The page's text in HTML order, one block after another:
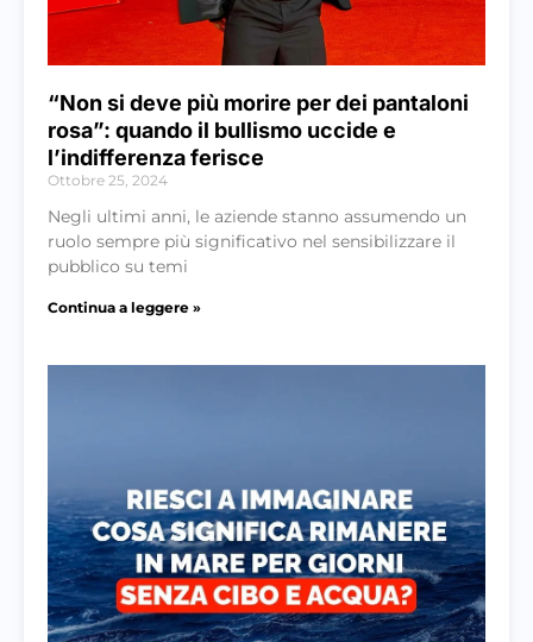
“Non si deve più morire per dei pantaloni
rosa”: quando il bullismo uccide e
l’indifferenza ferisce
Ottobre 25, 2024
Negli ultimi anni, le aziende stanno assumendo un
ruolo sempre più significativo nel sensibilizzare il
pubblico su temi
Continua a leggere »